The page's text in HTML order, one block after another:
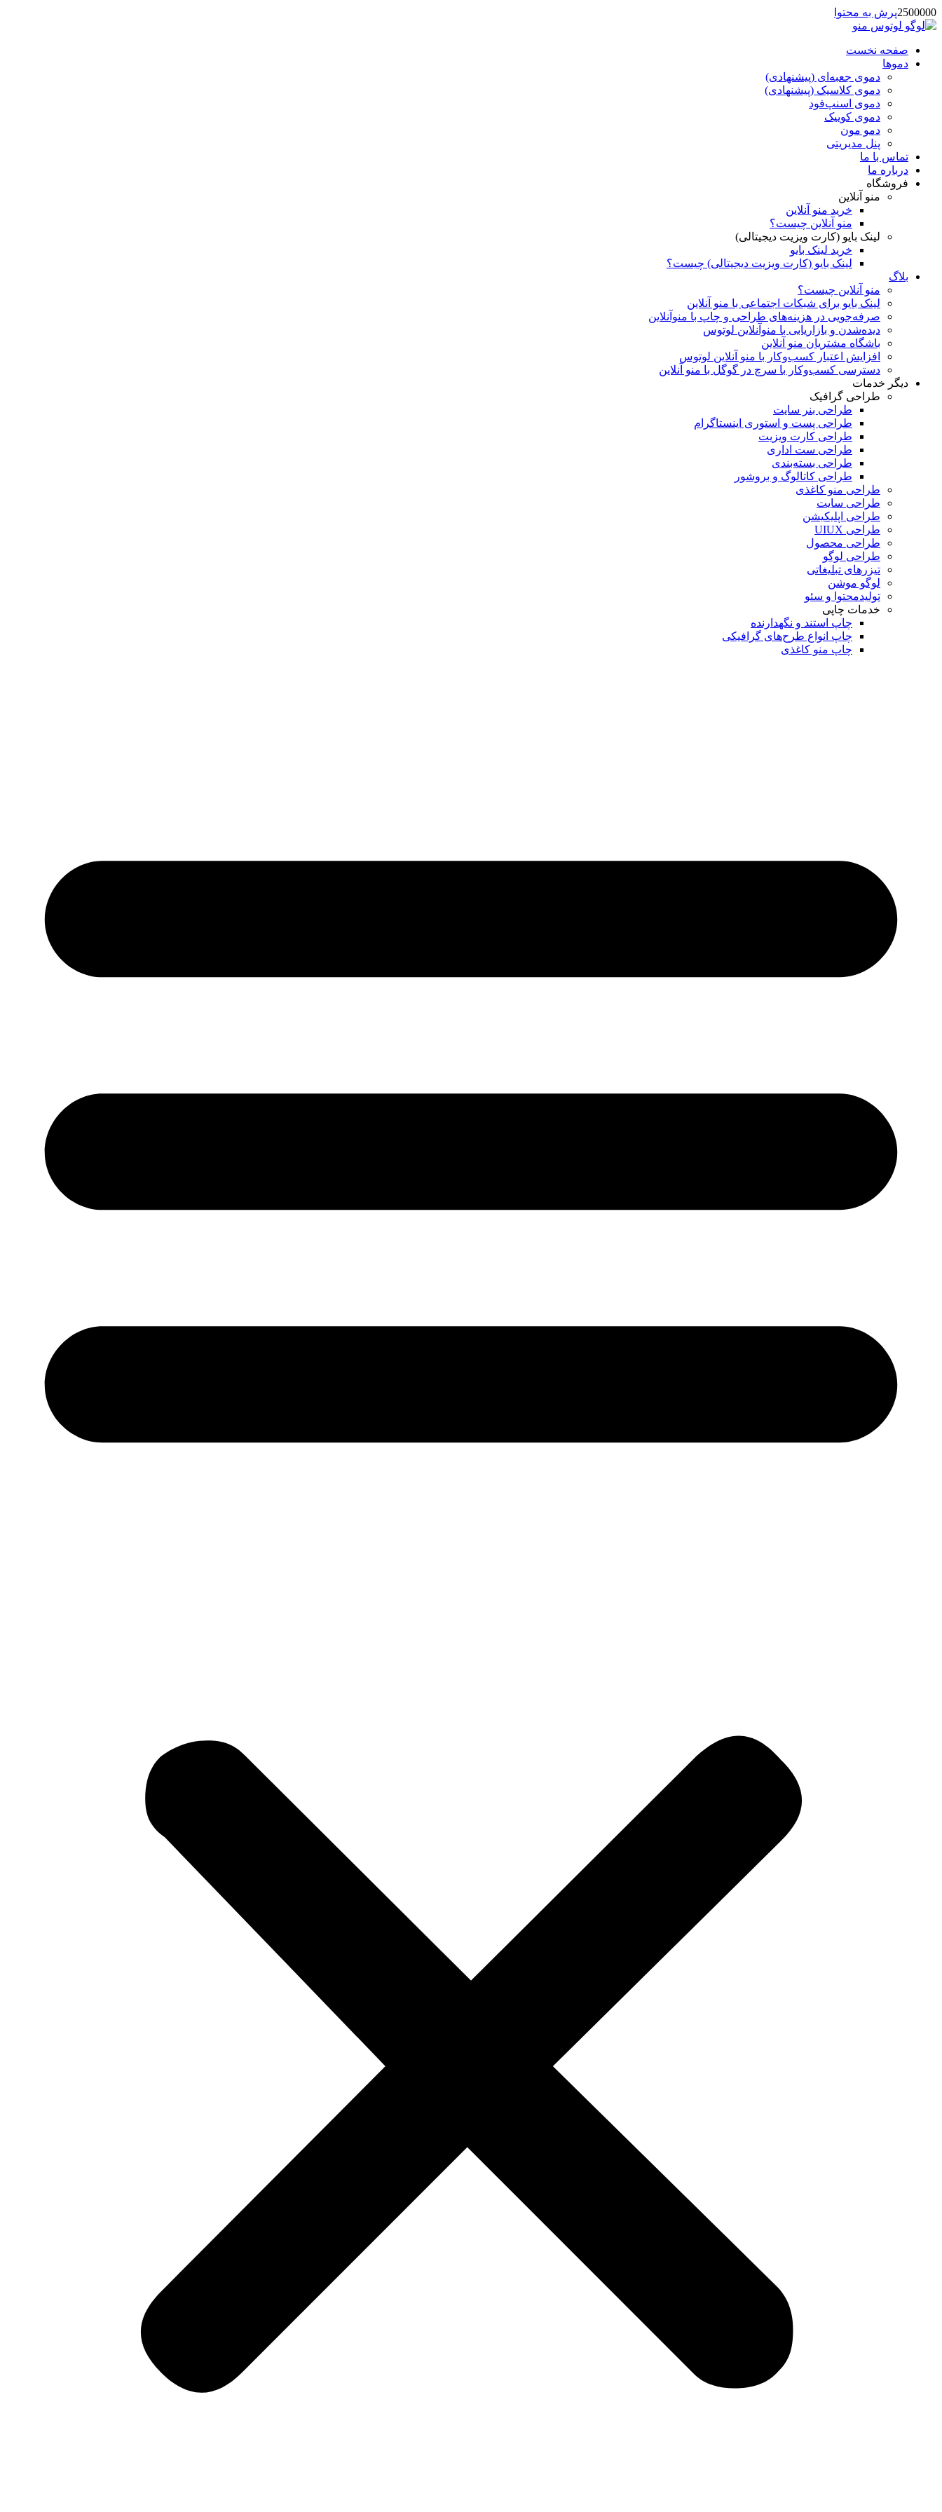
2500000پرش به محتوا
صفحه نخست
دموها
دمو‌ی جعبه‌ای (پیشنهادی)
دموی کلاسیک (پیشنهادی)
دموی اسنپ‌فود
دموی کوییک
دمو مون
پنل مدیریتی
تماس با ما
درباره ما
فروشگاه
منو آنلاین
خرید منو آنلاین
منو آنلاین چیست؟
لینک بایو (کارت ویزیت دیجیتالی)
خرید لینک بایو
لینک بایو (کارت ویزیت دیجیتالی) چیست؟
بلاگ
منو آنلاین چیست؟
لینک بایو برای شبکات اجتماعی با منو آنلاین
صرفه‌جویی در هزینه‌های طراحی و چاپ با منوآنلاین
دیده‌شدن و بازاریابی با منوآنلاین لوتوس
باشگاه مشتریان منو آنلاین
افزایش اعتبار کسب‌و‌کار با منو آنلاین لوتوس
دسترسی کسب‌و‌کار با سرچ در گوگل با منو آنلاین
دیگر خدمات
طراحی گرافیک
طراحی بنر سایت
طراحی پست و استوری اینستاگرام
طراحی کارت ویزیت
طراحی ست اداری
طراحی بسته‌بندی
طراحی کاتالوگ و بروشور
طراحی منو کاغذی
طراحی سایت
طراحی اپلیکیشن
طراحی UIUX
طراحی محصول
طراحی لوگو
تیزرهای تبلیغاتی
لوگو موشن
تولید‌محتوا و سئو
خدمات چاپی
چاپ استند و نگهدارنده
چاپ انواع طرح‌های گرافیکی
چاپ منو کاغذی